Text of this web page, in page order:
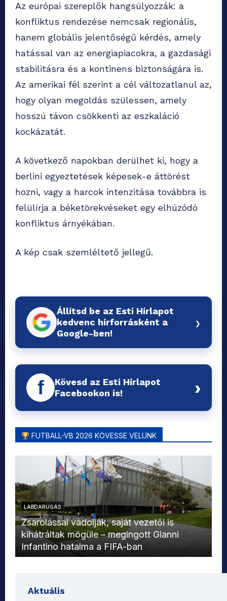
Az európai szereplők hangsúlyozzák: a
konfliktus rendezése nemcsak regionális,
hanem globális jelentőségű kérdés, amely
hatással van az energiapiacokra, a gazdasági
stabilitásra és a kontinens biztonságára is.
Az amerikai fél szerint a cél változatlanul az,
hogy olyan megoldás szülessen, amely
hosszú távon csökkenti az eszkaláció
kockázatát.
A következő napokban derülhet ki, hogy a
berlini egyeztetések képesek-e áttörést
hozni, vagy a harcok intenzitása továbbra is
felülírja a béketörekvéseket egy elhúzódó
konfliktus árnyékában.
A kép csak szemléltető jellegű.
Állítsd be az Esti Hírlapot
kedvenc hírforrásként a
Google-ben!
›
f
Kövesd az Esti Hírlapot
Facebookon is!
›
FUTBALL-VB 2026 KÖVESSE VELÜNK
LABDARÚGÁS
Zsarolással vádolják, saját vezetői is
kihátráltak mögüle – megingott Gianni
Infantino hatalma a FIFA-ban
Aktuális